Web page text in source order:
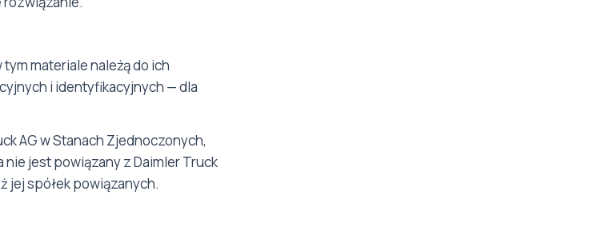
materiale należą do ich
i identyfikacyjnych — dla
AG w Stanach Zjednoczonych,
jest powiązany z Daimler Truck
jej spółek powiązanych.